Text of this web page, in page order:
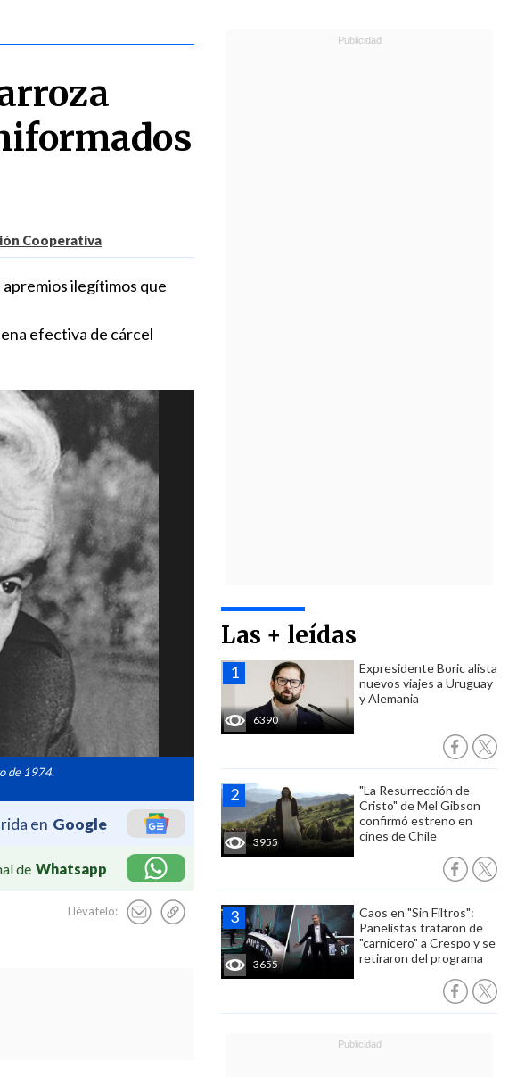
Cooperativa
ilegítimos que
efectiva de cárcel
de 1974.
en Google
de Whatsapp
Llévatelo:
Las + leídas
6390
Expresidente Boric alista
nuevos viajes a Uruguay
y Alemania
3955
"La Resurrección de
Cristo" de Mel Gibson
confirmó estreno en
cines de Chile
3655
Caos en "Sin Filtros":
Panelistas trataron de
"carnicero" a Crespo y se
retiraron del programa